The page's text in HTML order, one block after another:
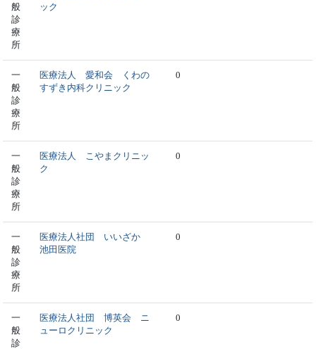
般
診
療
所
ック
一
般
診
療
所
医療法人 愛和会 くわの
すずき内科クリニック
0
一
般
診
療
所
医療法人 こやまクリニッ
ク
0
一
般
診
療
所
医療法人社団 いいざか
池田医院
0
一
般
診
医療法人社団 博英会 ニ
ューロクリニック
0